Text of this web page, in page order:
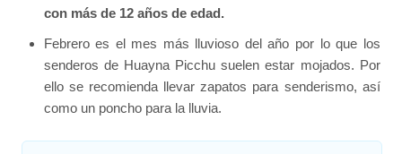
con más de 12 años de edad.
Febrero es el mes más lluvioso del año por lo que los
senderos de Huayna Picchu suelen estar mojados. Por
ello se recomienda llevar zapatos para senderismo, así
como un poncho para la lluvia.